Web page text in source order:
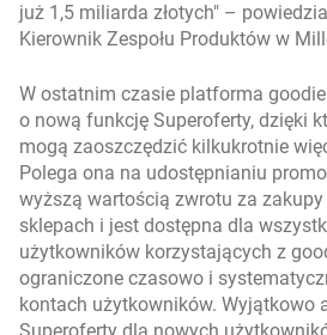
już 1,5 miliarda złotych –
Kierownik Zespołu Produktów w
W ostatnim czasie platforma
o nową funkcję Superoferty, dzięki
mogą zaoszczędzić kilkukrotnie
Polega ona na udostępnianiu
wyższą wartością zwrotu za
sklepach i jest dostępna dla
użytkowników korzystających z
ograniczone czasowo i
kontach użytkowników. Wyjątkowo